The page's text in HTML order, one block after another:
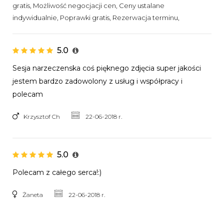
gratis, Możliwość negocjacji cen, Ceny ustalane
indywidualnie, Poprawki gratis, Rezerwacja terminu,
5.0
Sesja narzeczenska coś pięknego zdjęcia super jakości
jestem bardzo zadowolony z usług i współpracy i
polecam
Krzysztof Ch 22-06-2018 r.
5.0
Polecam z całego serca!:)
Żaneta 22-06-2018 r.